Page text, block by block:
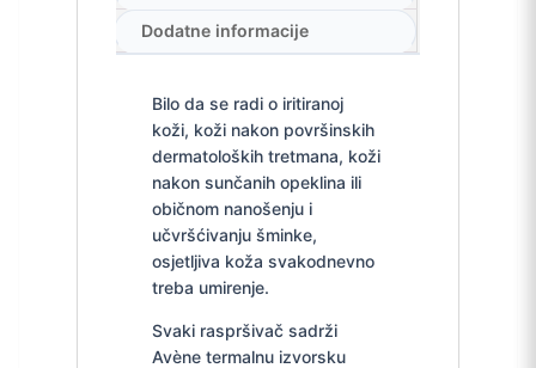
Dodatne informacije
Bilo da se radi o iritiranoj
koži, koži nakon površinskih
dermatoloških tretmana, koži
nakon sunčanih opeklina ili
običnom nanošenju i
učvršćivanju šminke,
osjetljiva koža svakodnevno
treba umirenje.
Svaki raspršivač sadrži
Avène termalnu izvorsku